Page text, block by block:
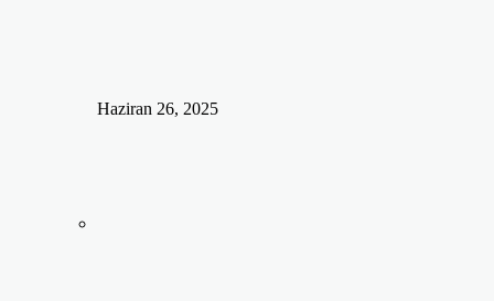
Haziran 26, 2025